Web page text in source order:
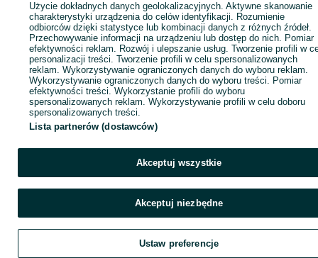
Użycie dokładnych danych geolokalizacyjnych. Aktywne skanowanie
charakterystyki urządzenia do celów identyfikacji. Rozumienie
odbiorców dzięki statystyce lub kombinacji danych z różnych źródeł.
Przechowywanie informacji na urządzeniu lub dostęp do nich. Pomiar
efektywności reklam. Rozwój i ulepszanie usług. Tworzenie profili w
personalizacji treści. Tworzenie profili w celu spersonalizowanych
reklam. Wykorzystywanie ograniczonych danych do wyboru reklam.
Wykorzystywanie ograniczonych danych do wyboru treści. Pomiar
efektywności treści. Wykorzystanie profili do wyboru
spersonalizowanych reklam. Wykorzystywanie profili w celu doboru
spersonalizowanych treści.
Lista partnerów (dostawców)
Akceptuj wszystkie
Akceptuj niezbędne
Ustaw preferencje